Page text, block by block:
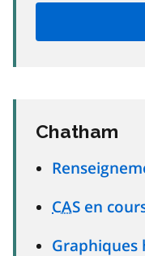
Chatham
CAS en
Graphiques